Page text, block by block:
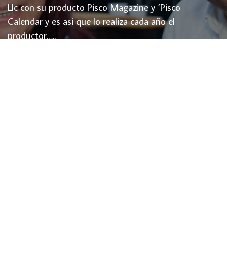
Llc con su producto Pisco Magazine y ´Pisco
Calendar y es asi que lo realiza cada año el
productor…..